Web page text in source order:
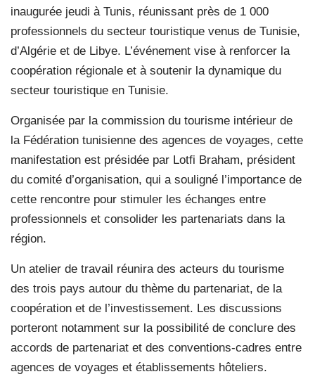
inaugurée jeudi à Tunis, réunissant près de 1 000
professionnels du secteur touristique venus de Tunisie,
d’Algérie et de Libye. L’événement vise à renforcer la
coopération régionale et à soutenir la dynamique du
secteur touristique en Tunisie.
Organisée par la commission du tourisme intérieur de
la Fédération tunisienne des agences de voyages, cette
manifestation est présidée par Lotfi Braham, président
du comité d’organisation, qui a souligné l’importance de
cette rencontre pour stimuler les échanges entre
professionnels et consolider les partenariats dans la
région.
Un atelier de travail réunira des acteurs du tourisme
des trois pays autour du thème du partenariat, de la
coopération et de l’investissement. Les discussions
porteront notamment sur la possibilité de conclure des
accords de partenariat et des conventions-cadres entre
agences de voyages et établissements hôteliers.